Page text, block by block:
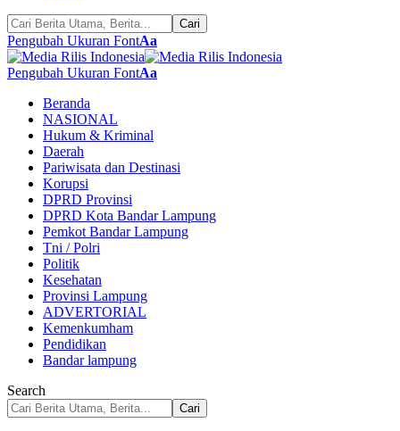
Pengubah Ukuran FontAa
Pengubah Ukuran FontAa
Beranda
NASIONAL
Hukum & Kriminal
Daerah
Pariwisata dan Destinasi
Korupsi
DPRD Provinsi
DPRD Kota Bandar Lampung
Pemkot Bandar Lampung
Tni / Polri
Politik
Kesehatan
Provinsi Lampung
ADVERTORIAL
Kemenkumham
Pendidikan
Bandar lampung
Search